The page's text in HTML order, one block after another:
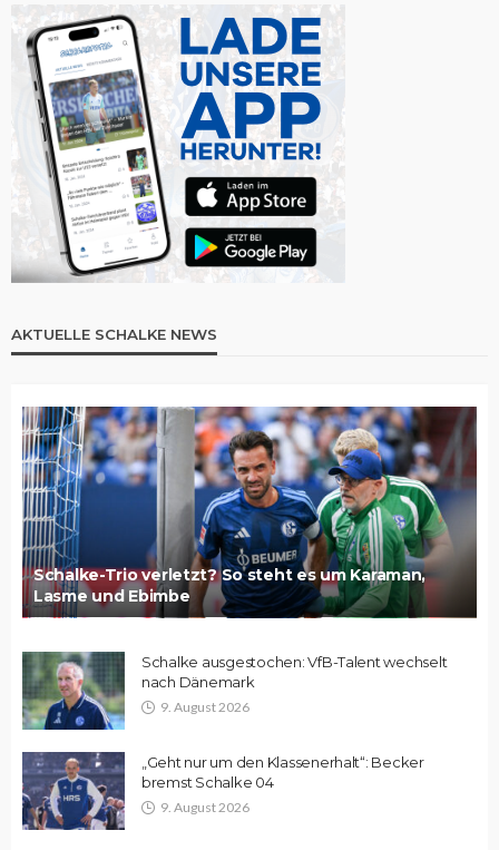
AKTUELLE SCHALKE NEWS
Schalke-Trio verletzt? So steht es um Karaman,
Lasme und Ebimbe
Schalke ausgestochen: VfB-Talent wechselt
nach Dänemark
9. August 2026
„Geht nur um den Klassenerhalt“: Becker
bremst Schalke 04
9. August 2026